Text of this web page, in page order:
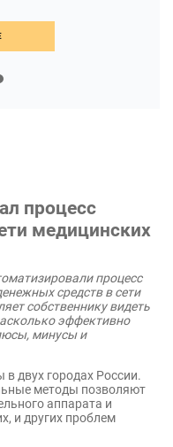
процесс
медицинских
процесс
средств в сети
собственнику видеть
эффективно
минусы и
двух городах России.
методы позволяют
аппарата и
и других проблем